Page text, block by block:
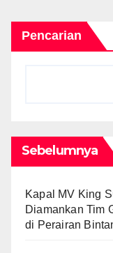
Pencarian
Sebelumnya
Kapal MV King
Diamankan Tim
di Perairan